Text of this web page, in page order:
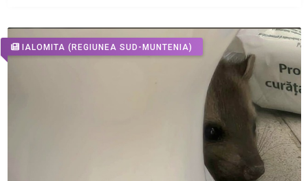
IALOMITA (REGIUNEA SUD-MUNTENIA)